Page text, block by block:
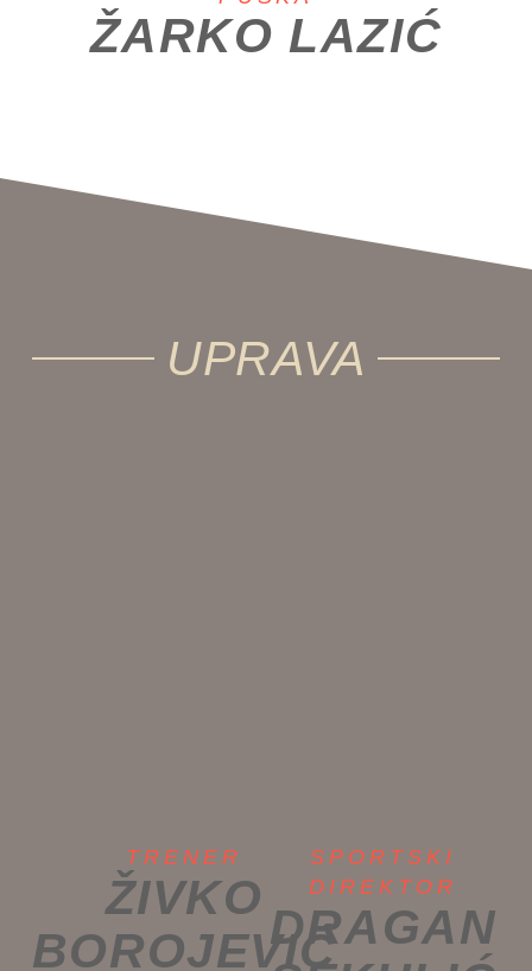
ŽARKO LAZIĆ
UPRAVA
TRENER
ŽIVKO
BOROJEVIĆ
SPORTSKI
DIREKTOR
DRAGAN